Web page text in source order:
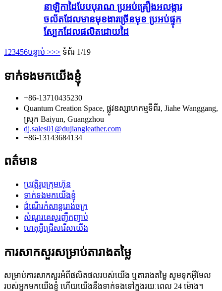
នាឡិកាដៃបែបបុរាណ ប្រអប់គ្រឿងអលង្ការ
ចល័តដែលមានមុខងារច្រើនមុខ ប្រអប់ផ្ទុក
ស្បែកដែលផលិតដោយដៃ
1 23456បន្ទាប់ >>> ទំព័រ 1/19
ទាក់ទងមកយើងខ្ញុំ
+86-13710435230
Quantum Creation Space, ផ្លូវឧស្សាហកម្មទីពីរ, Jiahe Wanggang,
ស្រុក Baiyun, Guangzhou
dj.sales01@dujiangleather.com
+86-13143684134
ពត៌មាន
ប្រវត្តិរូបក្រុមហ៊ុន
ទាក់ទងមកយើងខ្ញុំ
ដំណើរកំសាន្តរោងចក្រ
សំណួរគេសួរញឹកញាប់
ហេតុអ្វីជ្រើសរើសយើង
ការសាកសួរសម្រាប់តារាងតម្លៃ
សម្រាប់ការសាកសួរអំពីផលិតផលរបស់យើង ឬតារាងតម្លៃ សូមទុកអ៊ីមែល
របស់អ្នកមកយើងខ្ញុំ ហើយយើងនឹងទាក់ទងទៅក្នុងរយៈពេល 24 ម៉ោង។